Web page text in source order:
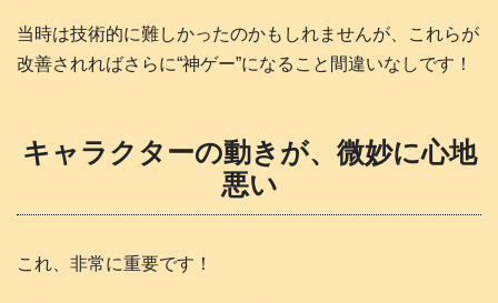
当時は技術的に難しかったのかもしれませんが、これらが
改善されればさらに“神ゲー”になること間違いなしです！
キャラクターの動きが、微妙に心地
悪い
これ、非常に重要です！